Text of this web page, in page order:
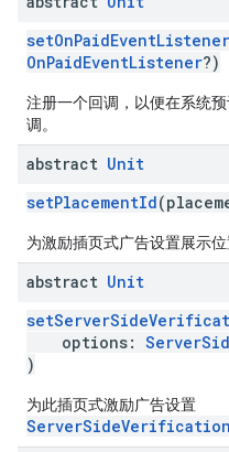
setOnPaidEventListener
OnPaidEventListener?)
注册一个回调，以便在系统
调。
abstract Unit
setPlacementId
为激励插页式广告设置展示位
abstract Unit
options:
)
为此插页式激励广告设置